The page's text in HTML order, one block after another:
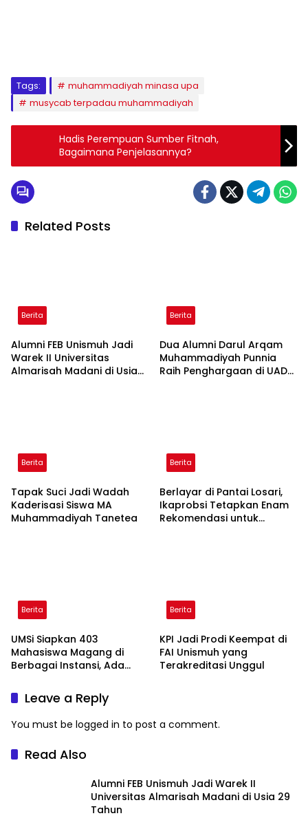
Tags:
muhammadiyah minasa upa
musycab terpadau muhammadiyah
Hadis Perempuan Sumber Fitnah,
Bagaimana Penjelasannya?
Related Posts
Berita
Alumni FEB Unismuh Jadi
Warek II Universitas
Almarisah Madani di Usia
Berita
Dua Alumni Darul Arqam
Muhammadiyah Punnia
Raih Penghargaan di UAD
Berita
Tapak Suci Jadi Wadah
Kaderisasi Siswa MA
Muhammadiyah Tanetea
Berita
Berlayar di Pantai Losari,
Ikaprobsi Tetapkan Enam
Rekomendasi untuk
Berita
UMSi Siapkan 403
Mahasiswa Magang di
Berbagai Instansi, Ada
Taiwan
Berita
KPI Jadi Prodi Keempat di
FAI Unismuh yang
Terakreditasi Unggul
Leave a Reply
You must be logged in to post a comment.
Read Also
Alumni FEB Unismuh Jadi Warek II
Universitas Almarisah Madani di Usia 29
Tahun